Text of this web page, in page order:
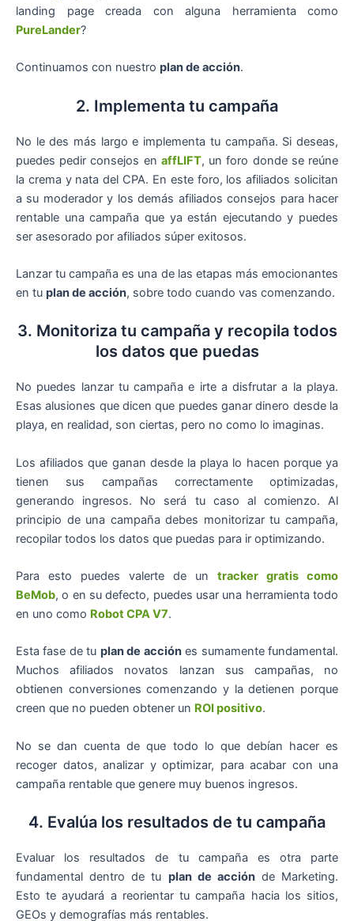
landing page creada con alguna herramienta como
PureLander?
Continuamos con nuestro plan de acción.
2. Implementa tu campaña
No le des más largo e implementa tu campaña. Si deseas,
puedes pedir consejos en affLIFT, un foro donde se reúne
la crema y nata del CPA. En este foro, los afiliados solicitan
a su moderador y los demás afiliados consejos para hacer
rentable una campaña que ya están ejecutando y puedes
ser asesorado por afiliados súper exitosos.
Lanzar tu campaña es una de las etapas más emocionantes
en tu plan de acción, sobre todo cuando vas comenzando.
3. Monitoriza tu campaña y recopila todos
los datos que puedas
No puedes lanzar tu campaña e irte a disfrutar a la playa.
Esas alusiones que dicen que puedes ganar dinero desde la
playa, en realidad, son ciertas, pero no como lo imaginas.
Los afiliados que ganan desde la playa lo hacen porque ya
tienen sus campañas correctamente optimizadas,
generando ingresos. No será tu caso al comienzo. Al
principio de una campaña debes monitorizar tu campaña,
recopilar todos los datos que puedas para ir optimizando.
Para esto puedes valerte de un tracker gratis como
BeMob, o en su defecto, puedes usar una herramienta todo
en uno como Robot CPA V7.
Esta fase de tu plan de acciónes sumamente fundamental.
Muchos afiliados novatos lanzan sus campañas, no
obtienen conversiones comenzando y la detienen porque
creen que no pueden obtener un ROI positivo.
No se dan cuenta de que todo lo que debían hacer es
recoger datos, analizar y optimizar, para acabar con una
campaña rentable que genere muy buenos ingresos.
4. Evalúa los resultados de tu campaña
Evaluar los resultados de tu campaña es otra parte
fundamental dentro de tu plan de acciónde Marketing.
Esto te ayudará a reorientar tu campaña hacia los sitios,
GEOs y demografías más rentables.